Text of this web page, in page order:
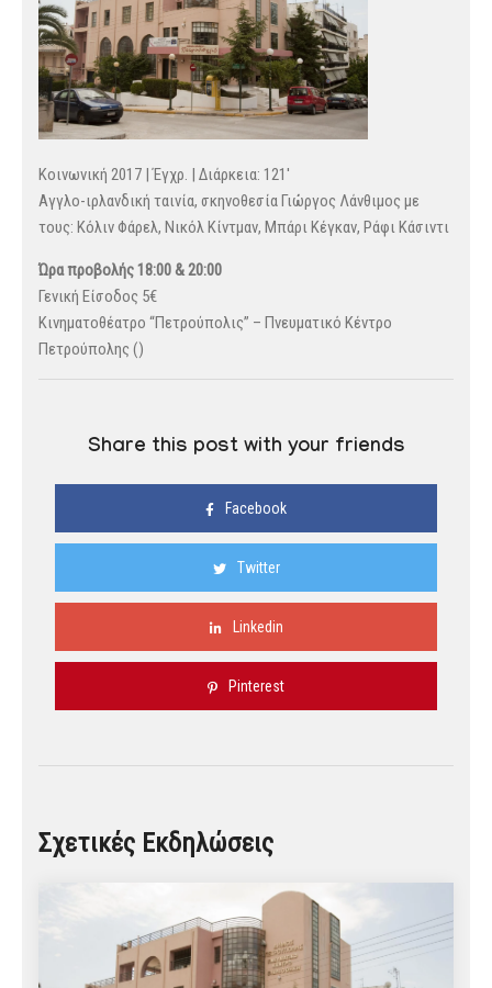
Κοινωνική 2017 | Έγχρ. | Διάρκεια: 121′
Αγγλο-ιρλανδική ταινία, σκηνοθεσία Γιώργος Λάνθιμος με
τους: Κόλιν Φάρελ, Νικόλ Κίντμαν, Μπάρι Κέγκαν, Ράφι Κάσιντι
Ώρα προβολής 18:00 & 20:00
Γενική Είσοδος 5€
Κινηματοθέατρο “Πετρούπολις” – Πνευματικό Κέντρο
Πετρούπολης ()
Share this post with your friends
Facebook
Twitter
Linkedin
Pinterest
Σχετικές Εκδηλώσεις